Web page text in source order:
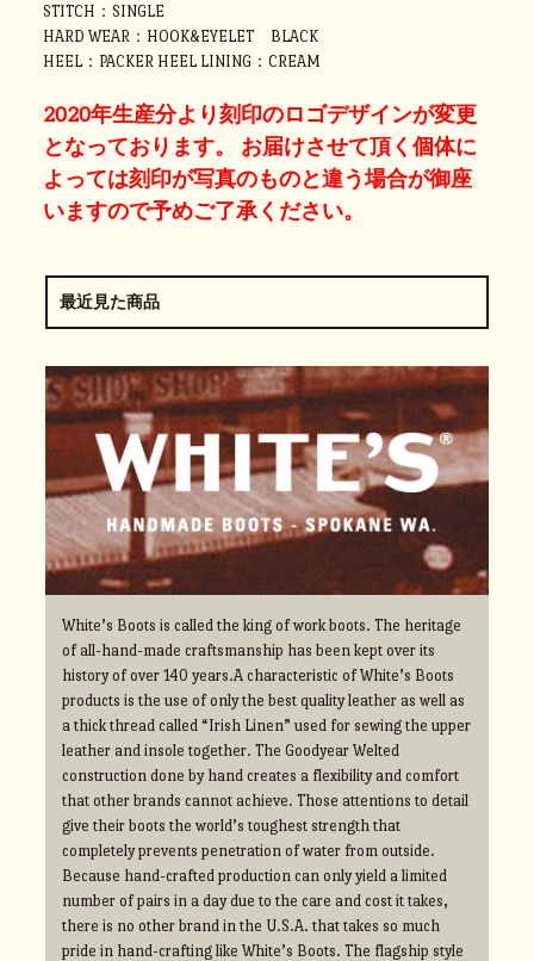
STITCH：SINGLE
HARD WEAR：HOOK&EYELET BLACK
HEEL：PACKER HEEL LINING：CREAM
2020年生産分より刻印のロゴデザインが変更
となっております。 お届けさせて頂く個体に
よっては刻印が写真のものと違う場合が御座
いますので予めご了承ください。
最近見た商品
White’s Boots is called the king of work boots. The heritage
of all-hand-made craftsmanship has been kept over its
history of over 140 years.A characteristic of White’s Boots
products is the use of only the best quality leather as well as
a thick thread called “Irish Linen” used for sewing the upper
leather and insole together. The Goodyear Welted
construction done by hand creates a flexibility and comfort
that other brands cannot achieve. Those attentions to detail
give their boots the world’s toughest strength that
completely prevents penetration of water from outside.
Because hand-crafted production can only yield a limited
number of pairs in a day due to the care and cost it takes,
there is no other brand in the U.S.A. that takes so much
pride in hand-crafting like White’s Boots. The flagship style